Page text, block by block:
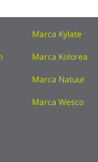
Marca Kylate
Marca Kolorea
Marca Natuur
Marca Wesco